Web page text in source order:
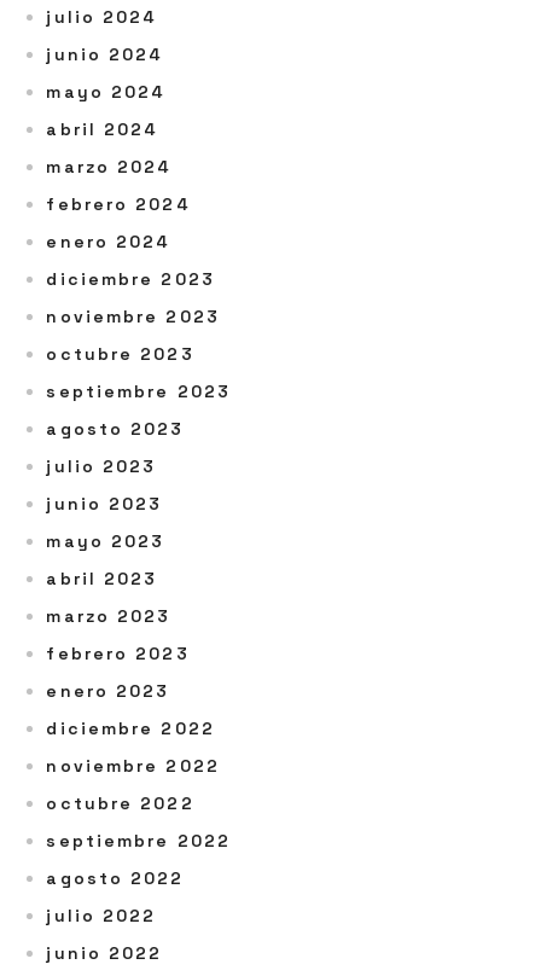
julio 2024
junio 2024
mayo 2024
abril 2024
marzo 2024
febrero 2024
enero 2024
diciembre 2023
noviembre 2023
octubre 2023
septiembre 2023
agosto 2023
julio 2023
junio 2023
mayo 2023
abril 2023
marzo 2023
febrero 2023
enero 2023
diciembre 2022
noviembre 2022
octubre 2022
septiembre 2022
agosto 2022
julio 2022
junio 2022